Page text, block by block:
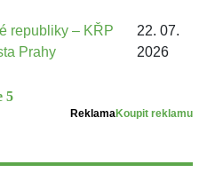
republiky – KŘP
Prahy
22. 07.
2026
5
ReklamaKoupit reklamu